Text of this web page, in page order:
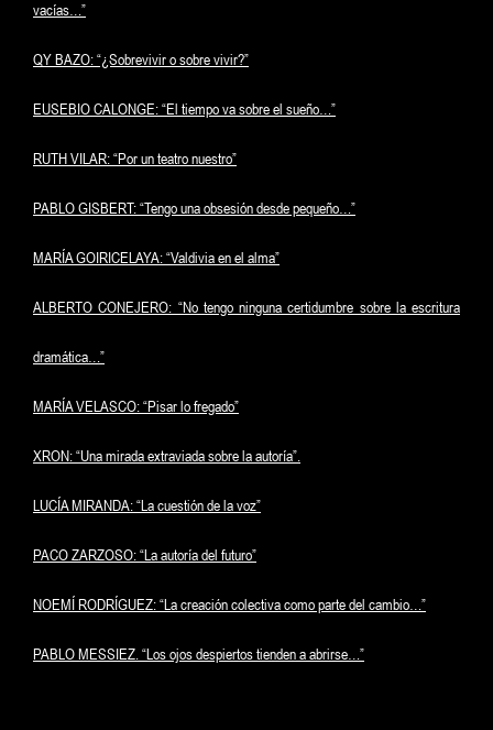
vacías…”
QY BAZO: “¿Sobrevivir o sobre vivir?”
EUSEBIO CALONGE: “El tiempo va sobre el sueño…”
RUTH VILAR: “Por un teatro nuestro”
PABLO GISBERT: “Tengo una obsesión desde pequeño…”
MARÍA GOIRICELAYA: “Valdivia en el alma”
ALBERTO CONEJERO: “No tengo ninguna certidumbre sobre la escritura
dramática…”
MARÍA VELASCO: “Pisar lo fregado”
XRON: “Una mirada extraviada sobre la autoría”.
LUCÍA MIRANDA: “La cuestión de la voz”
PACO ZARZOSO: “La autoría del futuro”
NOEMÍ RODRÍGUEZ: “La creación colectiva como parte del cambio…”
PABLO MESSIEZ. “Los ojos despiertos tienden a abrirse…”